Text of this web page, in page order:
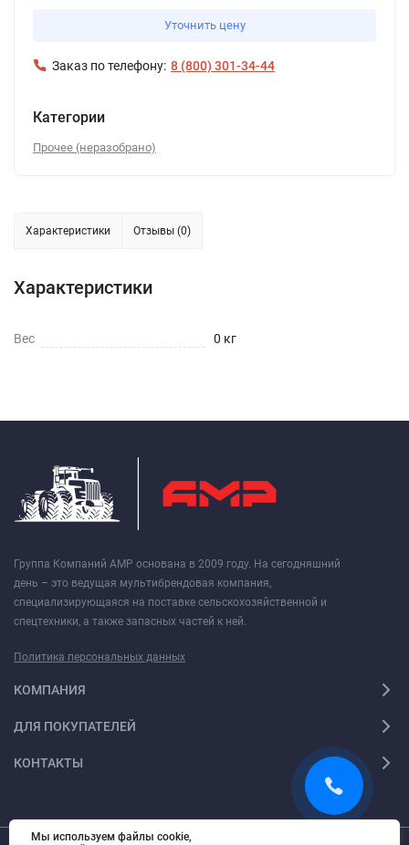
Уточнить цену
Заказ по телефону: 8 (800) 301-34-44
Категории
Прочее (неразобрано)
Характеристики Отзывы (0)
Характеристики
Вес 0 кг
Группа Компаний АМР основана в 2009 году. На сегодняшний
день – это ведущая мультибрендовая компания,
специализирующаяся на поставке сельскохозяйственной и
спецтехники, а также запасных частей к ней.
Политика персональных данных
КОМПАНИЯ
ДЛЯ ПОКУПАТЕЛЕЙ
КОНТАКТЫ
Мы используем файлы cookie,